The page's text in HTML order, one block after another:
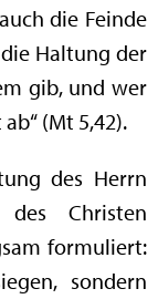
die Feinde
Haltung der
gib, und wer
(Mt 5,42).
des Herrn
Christen
formuliert:
sondern